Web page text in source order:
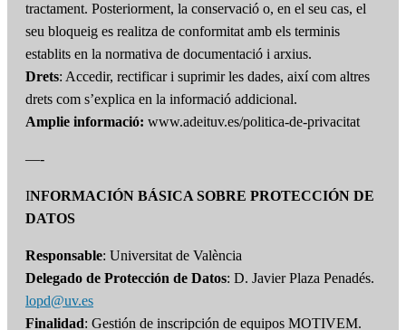
tractament. Posteriorment, la conservació o, en el seu cas, el
seu bloqueig es realitza de conformitat amb els terminis
establits en la normativa de documentació i arxius.
Drets: Accedir, rectificar i suprimir les dades, així com altres
drets com s’explica en la informació addicional.
Amplie informació: www.adeituv.es/politica-de-privacitat
—-
INFORMACIÓN BÁSICA SOBRE PROTECCIÓN DE
DATOS
Responsable: Universitat de València
Delegado de Protección de Datos: D. Javier Plaza Penadés.
lopd@uv.es
Finalidad: Gestión de inscripción de equipos MOTIVEM.